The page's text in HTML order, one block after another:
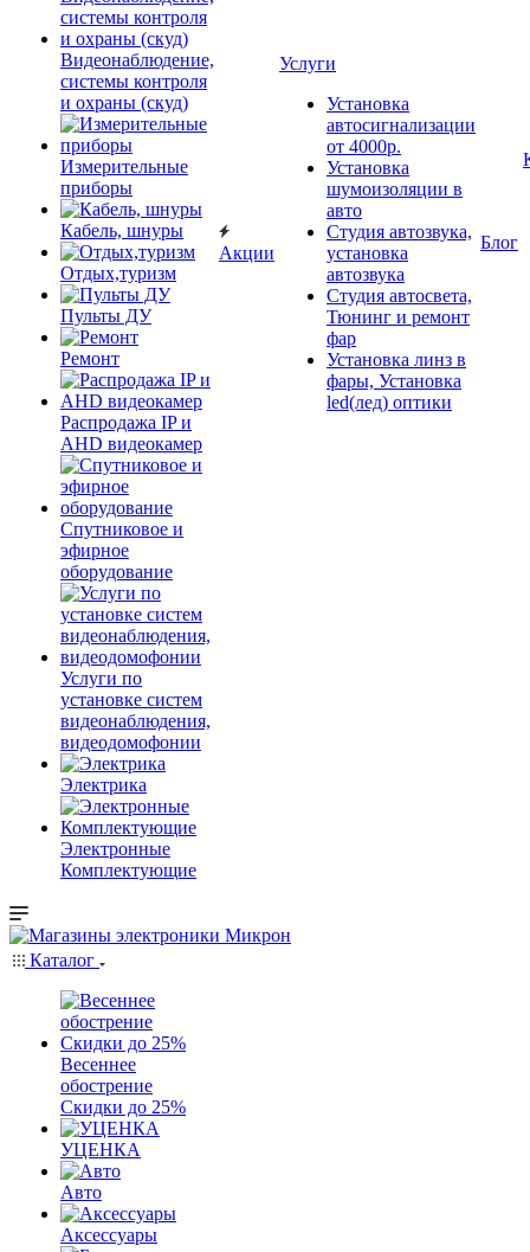
Видеонаблюдение,
системы контроля
и охраны (скуд)
Измерительные
приборы
Кабель, шнуры
Отдых,туризм
Пульты ДУ
Ремонт
Распродажа IP и
AHD видеокамер
Спутниковое и
эфирное
оборудование
Услуги по
установке систем
видеонаблюдения,
видеодомофонии
Электрика
Электронные
Комплектующие
Акции
Услуги
Установка
автосигнализации
от 4000р.
Установка
шумоизоляции в
авто
Студия автозвука,
установка
автозвука
Студия автосвета,
Тюнинг и ремонт
фар
Установка линз в
фары, Установка
led(лед) оптики
Блог
Каталог
Весеннее
обострение
Скидки до 25%
УЦЕНКА
Авто
Аксессуары